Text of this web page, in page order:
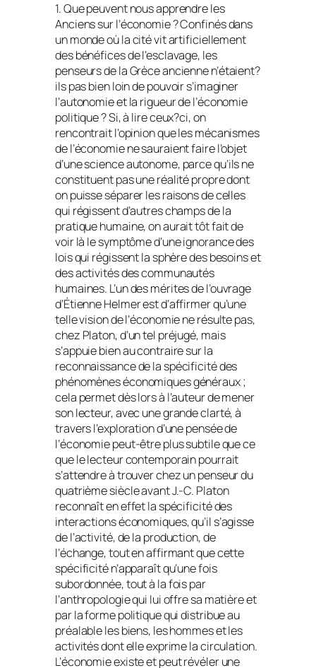
1. Que peuvent nous apprendre les
Anciens sur l’économie ? Confinés dans
un monde où la cité vit artificiellement
des bénéfices de l’esclavage, les
penseurs de la Grèce ancienne n’étaient?
ils pas bien loin de pouvoir s’imaginer
l’autonomie et la rigueur de l’économie
politique ? Si, à lire ceux?ci, on
rencontrait l’opinion que les mécanismes
de l’économie ne sauraient faire l’objet
d’une science autonome, parce qu’ils ne
constituent pas une réalité propre dont
on puisse séparer les raisons de celles
qui régissent d’autres champs de la
pratique humaine, on aurait tôt fait de
voir là le symptôme d’une ignorance des
lois qui régissent la sphère des besoins et
des activités des communautés
humaines. L’un des mérites de l’ouvrage
d’Étienne Helmer est d’affirmer qu’une
telle vision de l’économie ne résulte pas,
chez Platon, d’un tel préjugé, mais
s’appuie bien au contraire sur la
reconnaissance de la spécificité des
phénomènes économiques généraux ;
cela permet dès lors à l’auteur de mener
son lecteur, avec une grande clarté, à
travers l’exploration d’une pensée de
l’économie peut-être plus subtile que ce
que le lecteur contemporain pourrait
s’attendre à trouver chez un penseur du
quatrième siècle avant J.-C. Platon
reconnaît en effet la spécificité des
interactions économiques, qu’il s’agisse
de l’activité, de la production, de
l’échange, tout en affirmant que cette
spécificité n’apparaît qu’une fois
subordonnée, tout à la fois par
l’anthropologie qui lui offre sa matière et
par la forme politique qui distribue au
préalable les biens, les hommes et les
activités dont elle exprime la circulation.
L’économie existe et peut révéler une